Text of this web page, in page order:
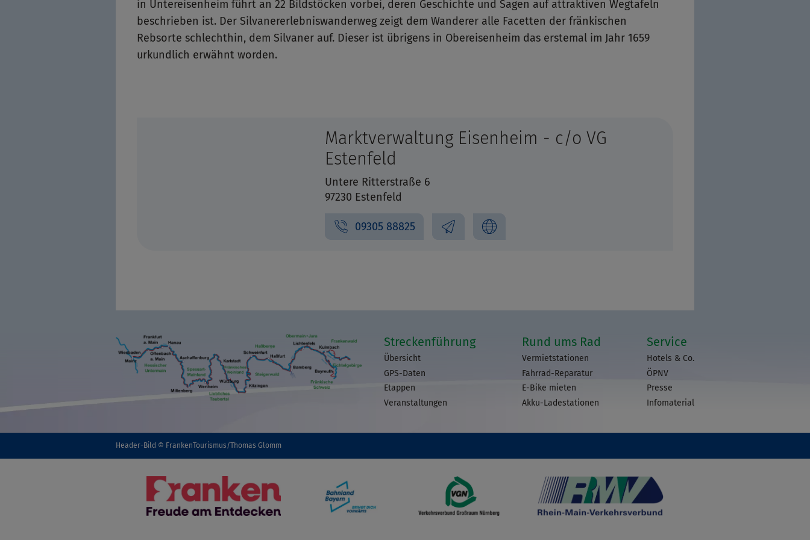
in Untereisenheim führt an 22 Bildstöcken vorbei, deren Geschichte und Sagen auf attraktiven Wegtafeln
beschrieben ist. Der Silvanererlebniswanderweg zeigt dem Wanderer alle Facetten der fränkischen
Rebsorte schlechthin, dem Silvaner auf. Dieser ist übrigens in Obereisenheim das erstemal im Jahr 1659
urkundlich erwähnt worden.
Marktverwaltung Eisenheim - c/o VG
Estenfeld
Untere Ritterstraße 6
97230 Estenfeld
09305 88825
Streckenführung
Übersicht
GPS-Daten
Etappen
Veranstaltungen
Rund ums Rad
Vermietstationen
Fahrrad-Reparatur
E-Bike mieten
Akku-Ladestationen
Service
Hotels & Co.
ÖPNV
Presse
Infomaterial
Header-Bild © FrankenTourismus/Thomas Glomm